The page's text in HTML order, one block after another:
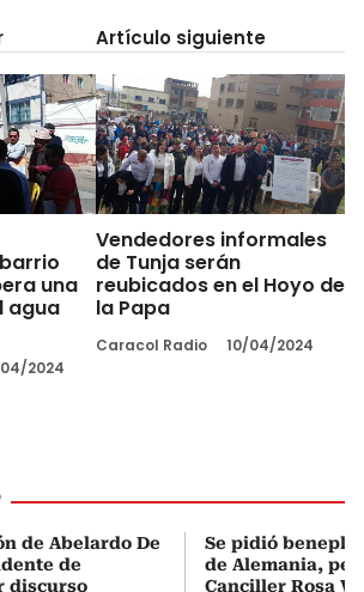
una
agua
2024
Artículo siguiente
Vendedores informales
de Tunja serán
reubicados en el Hoyo de
la Papa
Caracol Radio 10/04/2024
de Abelardo De
de
discurso
Se pidió
de Alemania,
Canciller Rosa